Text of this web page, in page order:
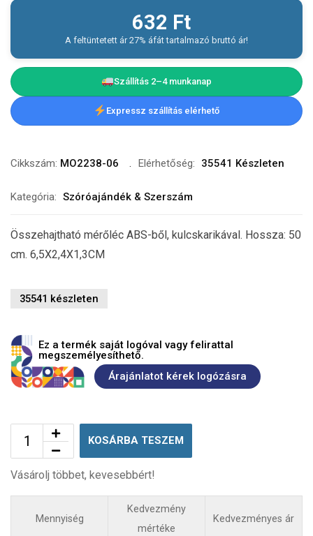
632 Ft
A feltüntetett ár 27% áfát tartalmazó bruttó ár!
Szállítás 2–4 munkanap
Expressz szállítás elérhető
Cikkszám: MO2238-06 Elérhetőség: 35541 Készleten
Kategória: Szóróajándék & Szerszám
Összehajtható mérőléc ABS-ből, kulcskarikával. Hossza: 50
cm. 6,5X2,4X1,3CM
35541 készleten
Ez a termék saját logóval vagy felirattal
megszemélyesíthető.
Árajánlatot kérek logózásra
KOSÁRBA TESZEM
Vásárolj többet, kevesebbért!
Mennyiség
Kedvezmény
mértéke
Kedvezményes ár